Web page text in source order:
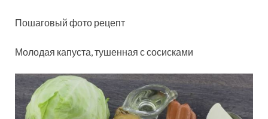
Пошаговый фото рецепт
Молодая капуста, тушенная с сосисками